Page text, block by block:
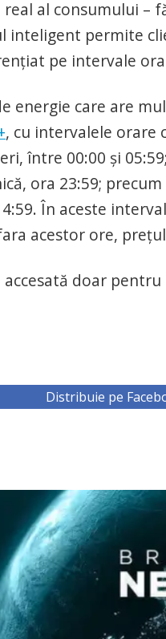
al consumului –
inteligent permite
pe intervale
energie care are
, cu intervalele orare
între 00:00 și
ora 23:59;
În aceste
acestor ore,
doar
Distribuie pe